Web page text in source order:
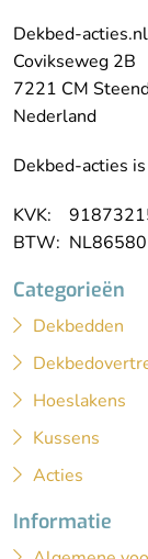
Dekbed-acties.nl
Covikseweg 2B
7221 CM
Nederland
Dekbed-acties
KVK:
BTW:
Categorieën
Dekbedden
Hoeslakens
Kussens
Acties
Informatie